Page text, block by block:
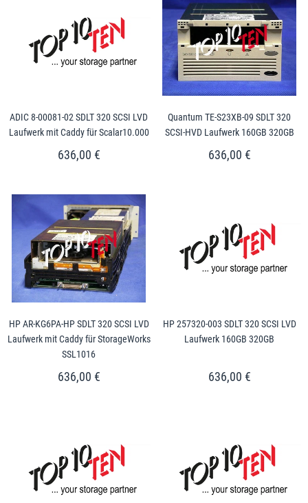
ADIC 8-00081-02 SDLT 320 SCSI LVD
Laufwerk mit Caddy für Scalar10.000
636,00 €
Quantum TE-S23XB-09 SDLT 320
SCSI-HVD Laufwerk 160GB 320GB
636,00 €
HP AR-KG6PA-HP SDLT 320 SCSI LVD
Laufwerk mit Caddy für StorageWorks
SSL1016
636,00 €
HP 257320-003 SDLT 320 SCSI LVD
Laufwerk 160GB 320GB
636,00 €